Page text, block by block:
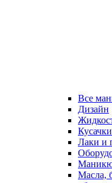
Все
Дизайн
Лаки и
Масла,